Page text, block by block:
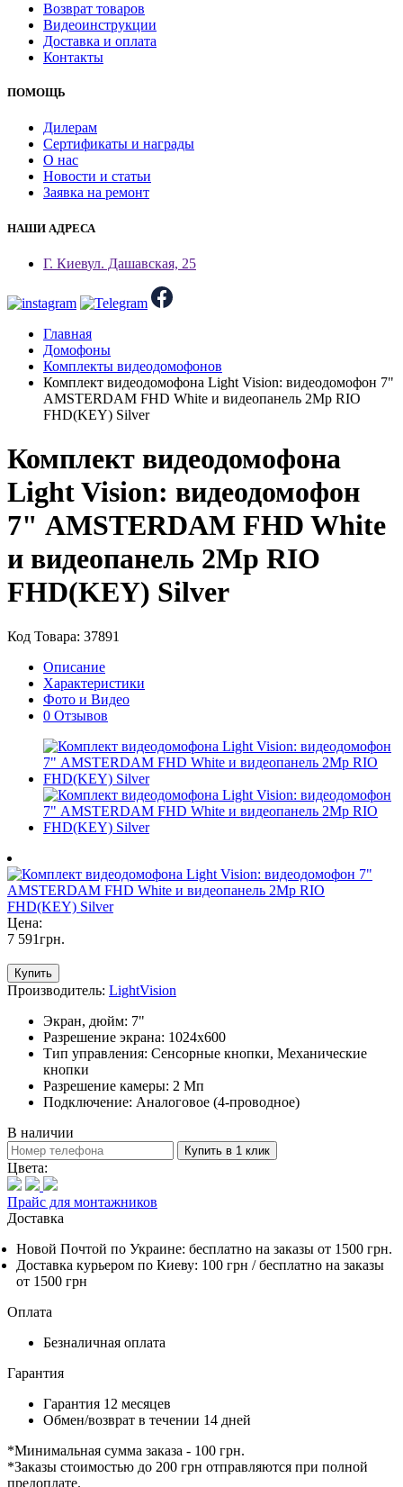
Возврат товаров
Видеоинструкции
Доставка и оплата
Контакты
ПОМОЩЬ
Дилерам
Сертификаты и награды
О нас
Новости и статьи
Заявка на ремонт
НАШИ АДРЕСА
Г. Киевул. Дашавская, 25
Главная
Домофоны
Комплекты видеодомофонов
Комплект видеодомофона Light Vision: видеодомофон 7"
AMSTERDAM FHD White и видеопанель 2Mp RIO
FHD(KEY) Silver
Комплект видеодомофона
Light Vision: видеодомофон
7" AMSTERDAM FHD White
и видеопанель 2Mp RIO
FHD(KEY) Silver
Код Товара: 37891
Описание
Характеристики
Фото и Видео
0 Отзывов
Цена:
7 591грн.
Купить
Производитель: LightVision
Экран, дюйм: 7"
Разрешение экрана: 1024x600
Тип управления: Сенсорные кнопки, Механические
кнопки
Разрешение камеры: 2 Мп
Подключение: Аналоговое (4-проводное)
В наличии
Купить в 1 клик
Цвета:
Прайс для монтажников
Доставка
Новой Почтой по Украине: бесплатно на заказы от 1500 грн.
Доставка курьером по Киеву: 100 грн /бесплатно на заказы
от 1500 грн
Оплата
Безналичная оплата
Гарантия
Гарантия 12 месяцев
Обмен/возврат в течении 14 дней
*Минимальная сумма заказа - 100 грн.
*Заказы стоимостью до 200 грн отправляются при полной
предоплате.